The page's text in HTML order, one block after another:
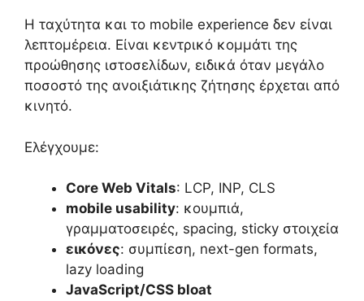
Η ταχύτητα και το mobile experience δεν είναι
λεπτομέρεια. Είναι κεντρικό κομμάτι της
προώθησης ιστοσελίδων, ειδικά όταν μεγάλο
ποσοστό της ανοιξιάτικης ζήτησης έρχεται από
κινητό.
Ελέγχουμε:
Core Web Vitals: LCP, INP, CLS
mobile usability: κουμπιά,
γραμματοσειρές, spacing, sticky στοιχεία
εικόνες: συμπίεση, next-gen formats,
lazy loading
JavaScript/CSS bloat